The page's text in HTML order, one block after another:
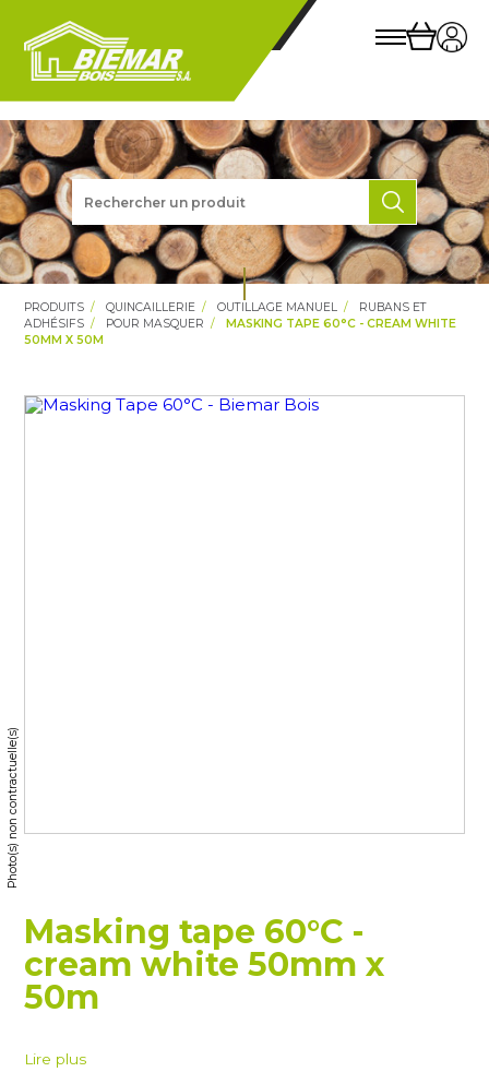
PRODUITS QUINCAILLERIE OUTILLAGE MANUEL
RUBANS ET
ADHÉSIFS
POUR MASQUER
MASKING TAPE 60°C - CREAM WHITE
50MM X 50M
Photo(s) non contractuelle(s)
Masking tape 60°C -
cream white 50mm x
50m
Lire plus